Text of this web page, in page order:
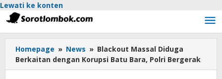
Lewati ke konten
Homepage » News » Blackout Massal Diduga
Berkaitan dengan Korupsi Batu Bara, Polri Bergerak